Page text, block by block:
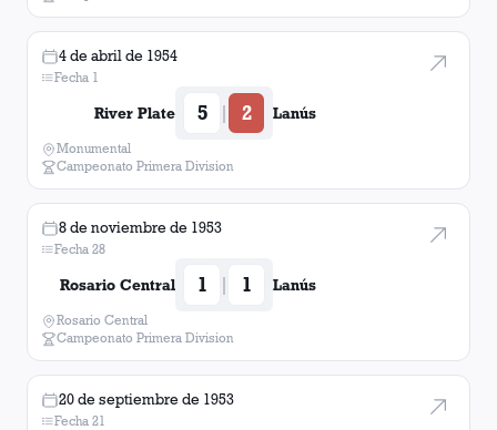
4 de abril de 1954
Fecha 1
River Plate 5 | 2 Lanús
Monumental
Campeonato Primera Division
8 de noviembre de 1953
Fecha 28
Rosario Central 1 | 1 Lanús
Rosario Central
Campeonato Primera Division
20 de septiembre de 1953
Fecha 21